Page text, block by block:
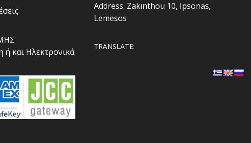
και Ηλεκτρονικά
Address: Zakınthou 10, Ipsonas,
Lemesos
TRANSLATE: